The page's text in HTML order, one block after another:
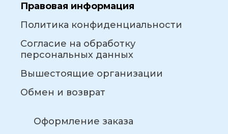
Правовая информация
Политика конфиденциальности
Согласие на обработку
персональных данных
Вышестоящие организации
Обмен и возврат
Оформление заказа